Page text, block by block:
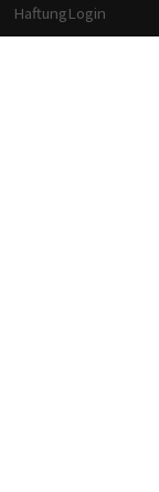
HaftungLogin